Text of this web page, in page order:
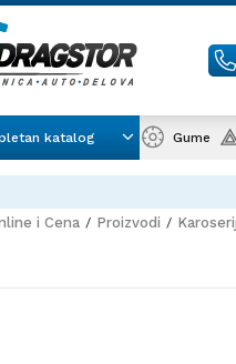
katalog Gume
i Cena Proizvodi